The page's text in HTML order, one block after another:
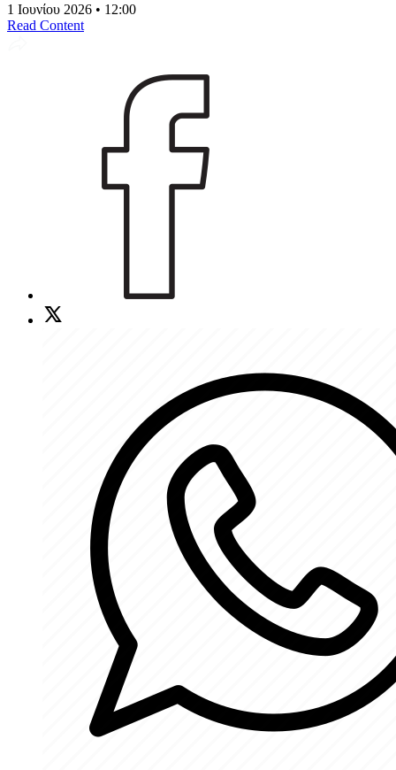
1 Ιουνίου 2026 • 12:00
Read Content